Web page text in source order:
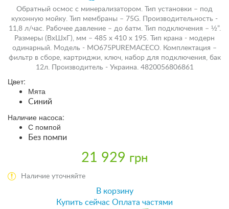
Обратный осмос с минерализатором. Тип установки – под
кухонную мойку. Тип мембраны – 75G. Производительность -
11,8 л/час. Рабочее давление – до 6атм. Тип подключения – ½”.
Размеры (ВхШхГ), мм – 485 х 410 х 195. Тип крана - модерн
одинарный. Модель - MO675PUREMACECO. Комплектация –
фильтр в сборе, картриджи, ключ, набор для подключения, бак
12л. Производитель - Украина. 4820056806861
Цвет:
Мята
Синий
Наличие насоса:
С помпой
Без помпи
21 929 грн
Наличие уточняйте
В корзину
Купить сейчас Оплата частями